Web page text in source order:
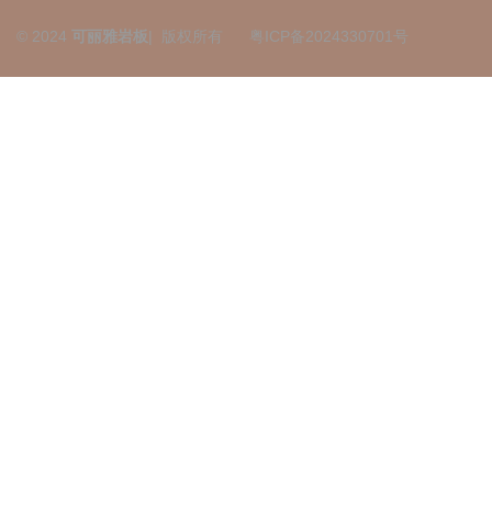
© 2024 可丽雅岩板| 版权所有 粤ICP备2024330701号